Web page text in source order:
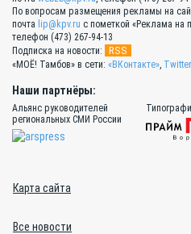
По вопросам размещения рекламы на
почта lip@kpv.ru с пометкой «Реклама на
телефон (473) 267-94-13
Подписка на новости:
RSS
«МОЁ! Тамбов» в сети: «ВКонтакте», Twitter
Наши партнёры:
Альянс руководителей
региональных СМИ России
Карта сайта
Все новости